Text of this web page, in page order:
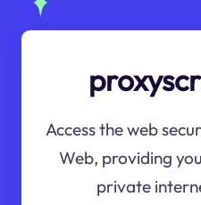
Access the web
Web, providing
private